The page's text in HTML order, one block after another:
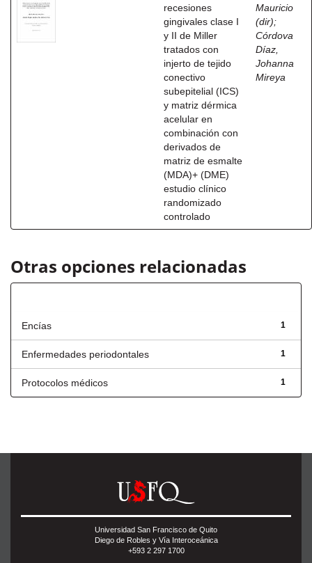
recesiones
gingivales clase I
y II de Miller
tratados con
injerto de tejido
conectivo
subepitelial (ICS)
y matriz dérmica
acelular en
combinación con
derivados de
matriz de esmalte
(MDA)+ (DME)
estudio clínico
randomizado
controlado
Mauricio
(dir);
Córdova
Díaz,
Johanna
Mireya
Otras opciones relacionadas
1
Encías
1
Enfermedades periodontales
1
Protocolos médicos
Universidad San Francisco de Quito
Diego de Robles y Vía Interoceánica
+593 2 297 1700